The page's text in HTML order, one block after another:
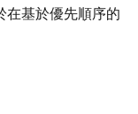
在基於優先順序的